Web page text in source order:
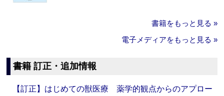
書籍をもっと見る »
電子メディアをもっと見る »
書籍 訂正・追加情報
【訂正】はじめての獣医療 薬学的観点からのアプロー